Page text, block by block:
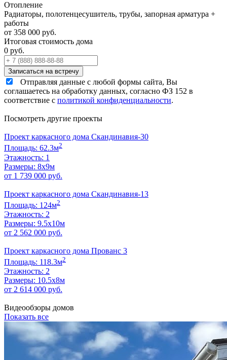
Отопление
Радиаторы, полотенцесушитель, трубы, запорная арматура +
работы
от 358 000 руб.
Итоговая стоимость дома
0 руб.
Отправляя данные с любой формы сайта, Вы
соглашаетесь на обработку данных, согласно ФЗ 152 в
соответствие с политикой конфиденциальности.
Посмотреть другие проекты
Проект каркасного дома Скандинавия-30
Площадь: 62.3м2
Этажность: 1
Размеры: 8х9м
от 1 739 000 руб.
Проект каркасного дома Скандинавия-13
Площадь: 124м2
Этажность: 2
Размеры: 9.5х10м
от 2 562 000 руб.
Проект каркасного дома Прованс 3
Площадь: 118.3м2
Этажность: 2
Размеры: 10.5х8м
от 2 614 000 руб.
Видеообзоры домов
Показать все